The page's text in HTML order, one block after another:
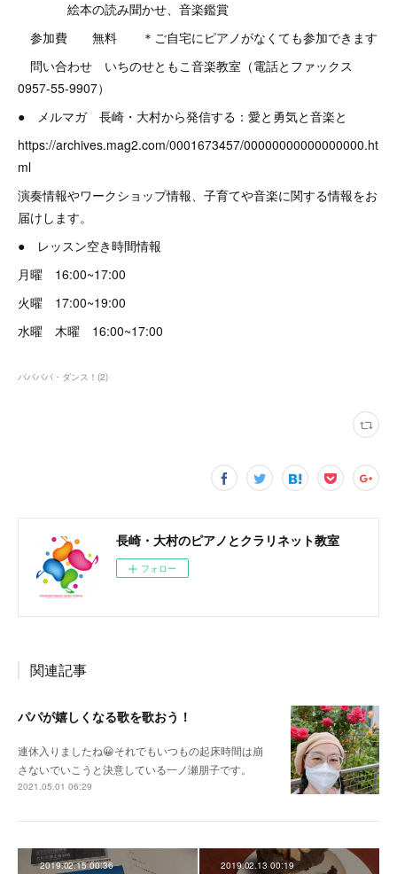
絵本の読み聞かせ、音楽鑑賞
参加費 無料 ＊ご自宅にピアノがなくても参加できます
問い合わせ いちのせともこ音楽教室（電話とファックス
0957-55-9907）
● メルマガ 長崎・大村から発信する：愛と勇気と音楽と
https://archives.mag2.com/0001673457/00000000000000000.ht
ml
演奏情報やワークショップ情報、子育てや音楽に関する情報をお
届けします。
● レッスン空き時間情報
月曜 16:00~17:00
火曜 17:00~19:00
水曜 木曜 16:00~17:00
パパパパ・ダンス！ (2)
長崎・大村のピアノとクラリネット教室
フォロー
関連記事
パパが嬉しくなる歌を歌おう！
連休入りましたね😀それでもいつもの起床時間は崩
さないでいこうと決意している一ノ瀬朋子です。
2021.05.01 06:29
2019.02.15 00:36 2019.02.13 00:19